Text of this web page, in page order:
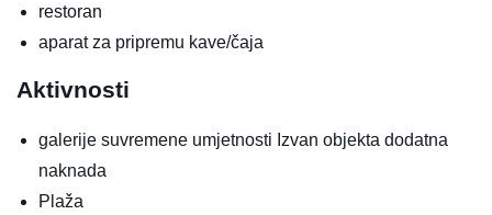
restoran
aparat za pripremu kave/čaja
Aktivnosti
galerije suvremene umjetnosti Izvan objekta dodatna
naknada
Plaža